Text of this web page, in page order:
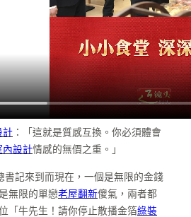
計 ：「這就是質感互換。你必須體會
內設計情感的無價之重。」
書記來到而現在，一個是無限的金錢
無限的單戀老屋翻新傻氣，兩者都
「牛先生！請你停止散播金箔綠裝